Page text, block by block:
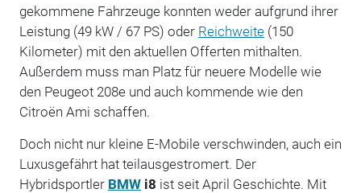
gekommene Fahrzeuge konnten weder aufgrund ihrer
Leistung (49 kW / 67 PS) oder Reichweite(150
Kilometer) mit den aktuellen Offerten mithalten.
Außerdem muss man Platz für neuere Modelle wie
den Peugeot 208e und auch kommende wie den
Citroën Ami schaffen.
Doch nicht nur kleine E-Mobile verschwinden, auch ein
Luxusgefährt hat teilausgestromert. Der
Hybridsportler BMWi8 ist seit April Geschichte. Mit